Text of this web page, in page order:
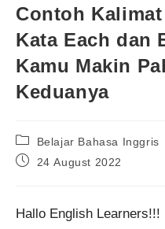
Contoh
Kata Each dan
Kamu Makin
Keduanya
Post
category:
Belajar Bahasa Inggris
Post24 August 2022
Hallo English Learners!!!